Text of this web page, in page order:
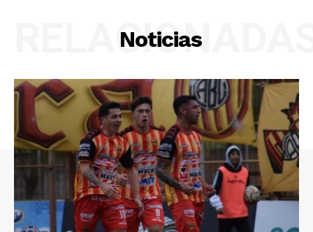
Noticias